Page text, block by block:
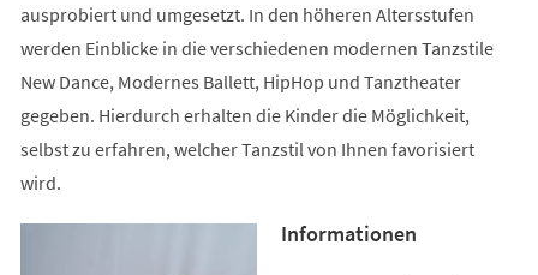
ausprobiert und umgesetzt. In den höheren Altersstufen
werden Einblicke in die verschiedenen modernen Tanzstile
New Dance, Modernes Ballett, HipHop und Tanztheater
gegeben. Hierdurch erhalten die Kinder die Möglichkeit,
selbst zu erfahren, welcher Tanzstil von Ihnen favorisiert
wird.
Informationen